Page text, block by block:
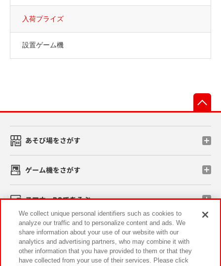
入荷プライズ
設置ゲーム機
あそび場をさがす
ゲーム機をさがす
スマホ・PCであそぶ
イベント・キャンペーン
We collect unique personal identifiers such as cookies to
analyze our traffic and to personalize content and ads. We
share information about your use of our website with our
analytics and advertising partners, who may combine it with
other information that you have provided to them or that they
have collected from your use of their services. Please click